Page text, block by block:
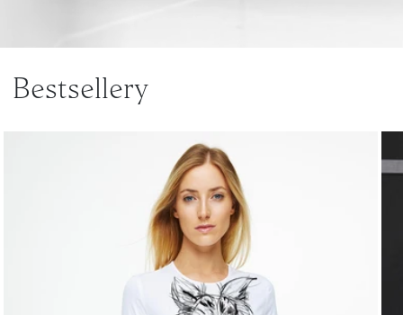
Bestsellery